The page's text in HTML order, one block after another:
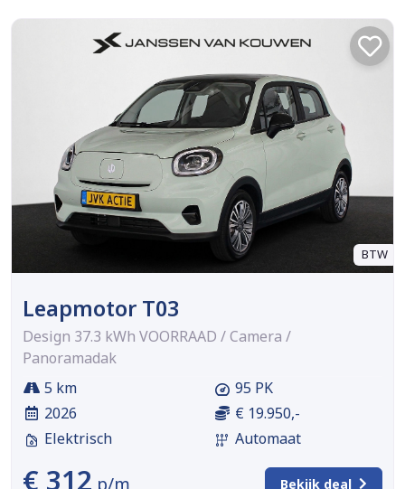
BTW
Leapmotor T03
Design 37.3 kWh VOORRAAD / Camera /
Panoramadak
5 km
2026
Elektrisch
95 PK
€ 19.950,-
Automaat
€ 312 p/m Bekijk deal